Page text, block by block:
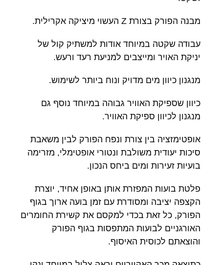
מבנה הפורק בצורת Z העשוי מיציקה אקרילית.
עבודה שקטה במיוחד אודות למשתיק קול של
יניקת האויר ומייצבים למניעת רעד ורעש.
מנגנון כיוון מים מדויק ונוח ביותר לשימוש.
כיוון שספיקת האוויר גבוהה במיוחד נוסף גם
מנגנון לכיוון ספיקת האוויר.
אופטימזציה בין צורת ונפח הפורק לבין משאבת
סיכות יעודית משולבת ונטורי אופטימלי, מזרימה
בועיות זעירות ומים ביחס הנכון.
פלטת בועות המפזרת אותן באופן אחיד, יוצרת
הקצפה יציבה ומסודרת עם זמן בועה ארוך בגוף
הפורק, כל זאת בכדי למקסם את קשירת החומרים
האורגניים לבועות המתפסות בגוף הפורק
והוצאתם לכוסית האיסוף.